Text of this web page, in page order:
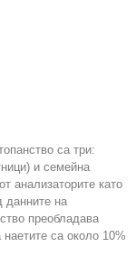
са три:
и семейна
анализаторите като
данните на
преобладава
са около 10%